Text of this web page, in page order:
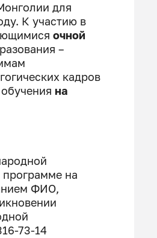
для
К участию в
очной
–
кадров
на
программе на
ФИО,
73-14